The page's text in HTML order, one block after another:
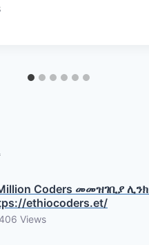
Coders መመዝገቢያ ሊንክ
ethiocoders.et/
Views